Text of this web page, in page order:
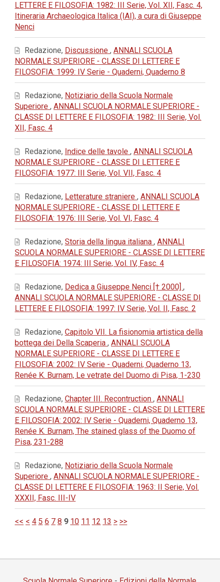
LETTERE E FILOSOFIA: 1982: III Serie, Vol. XII, Fasc. 4,
Itineraria Archaeologica Italica (IAI), a cura di Giuseppe
Nenci
Redazione, Discussione , ANNALI SCUOLA
NORMALE SUPERIORE - CLASSE DI LETTERE E
FILOSOFIA: 1999: IV Serie - Quaderni, Quaderno 8
Redazione, Notiziario della Scuola Normale
Superiore , ANNALI SCUOLA NORMALE SUPERIORE -
CLASSE DI LETTERE E FILOSOFIA: 1982: III Serie, Vol.
XII, Fasc. 4
Redazione, Indice delle tavole , ANNALI SCUOLA
NORMALE SUPERIORE - CLASSE DI LETTERE E
FILOSOFIA: 1977: III Serie, Vol. VII, Fasc. 4
Redazione, Letterature straniere , ANNALI SCUOLA
NORMALE SUPERIORE - CLASSE DI LETTERE E
FILOSOFIA: 1976: III Serie, Vol. VI, Fasc. 4
Redazione, Storia della lingua italiana , ANNALI
SCUOLA NORMALE SUPERIORE - CLASSE DI LETTERE
E FILOSOFIA: 1974: III Serie, Vol. IV, Fasc. 4
Redazione, Dedica a Giuseppe Nenci [† 2000] ,
ANNALI SCUOLA NORMALE SUPERIORE - CLASSE DI
LETTERE E FILOSOFIA: 1997: IV Serie, Vol. II, Fasc. 2
Redazione, Capitolo VII. La fisionomia artistica della
bottega dei Della Scaperia , ANNALI SCUOLA
NORMALE SUPERIORE - CLASSE DI LETTERE E
FILOSOFIA: 2002: IV Serie - Quaderni, Quaderno 13,
Renée K. Burnam, Le vetrate del Duomo di Pisa, 1-230
Redazione, Chapter III. Recontruction , ANNALI
SCUOLA NORMALE SUPERIORE - CLASSE DI LETTERE
E FILOSOFIA: 2002: IV Serie - Quaderni, Quaderno 13,
Renée K. Burnam, The stained glass of the Duomo of
Pisa, 231-288
Redazione, Notiziario della Scuola Normale
Superiore , ANNALI SCUOLA NORMALE SUPERIORE -
CLASSE DI LETTERE E FILOSOFIA: 1963: II Serie, Vol.
XXXII, Fasc. III-IV
<< < 4 5 6 7 8 9 10 11 12 13 > >>